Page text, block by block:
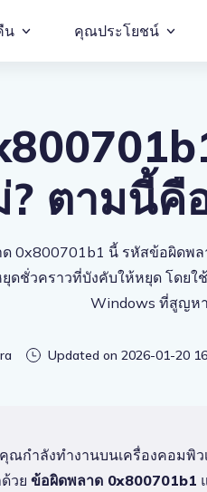
น
นข้อมูล Windows ฟรี
รกู้คืนข้อมูล Mac
คุณประโยชน์
ตัวตรวจสอบการอั
ซ่อมวิดีโอออนไลน์
ซ่อมภาพ
ซ่อมวิดีโอ
? ตามนี้คื
0x800701b1 นี้ รหัสข้อผิดพ
ดชั่วคราวที่บังคับให้หยุด โด
Windows ที่สูญหา
Updated on 2026-01-20
กำลังทำงานบนเครื่องคอมพิ
วย ข้อผิดพลาด 0x800701b1